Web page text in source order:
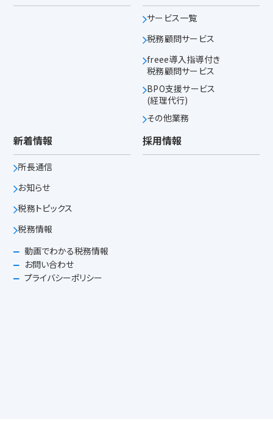
サービス一覧
税務顧問サービス
freee導入指導付き
税務顧問サービス
BPO支援サービス
(経理代行)
その他業務
新着情報
所長通信
お知らせ
税務トピックス
税務情報
採用情報
動画でわかる税務情報
お問い合わせ
プライバシーポリシー